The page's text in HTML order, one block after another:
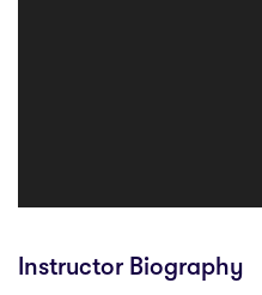
Instructor Biography